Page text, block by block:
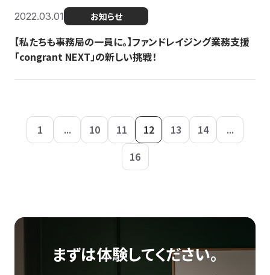
2022.03.01 お知らせ
【私たちも事務局の一員に。】ファンドレイジング業務支援
「congrant NEXT」の新しい挑戦！
1 ... 10 11 12 13 14
...
16
まずは体験してください。